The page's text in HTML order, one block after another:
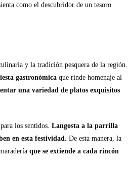
como el descubridor de un tesoro
y la tradición pesquera de la región.
gastronómica que rinde homenaje al
una variedad de platos exquisitos
los sentidos. Langosta a la parrilla
en esta festividad. De esta manera, la
que se extiende a cada rincón